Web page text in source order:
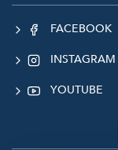
FACEBOOK
INSTAGRAM
YOUTUBE